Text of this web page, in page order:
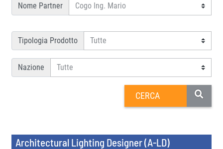
Nome Partner
Tipologia Prodotto
Nazione
Architectural Lighting Designer (A-LD)